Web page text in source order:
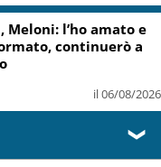
torna la festa
di Arnad: c’è anche il
il 06/08/2026
❯